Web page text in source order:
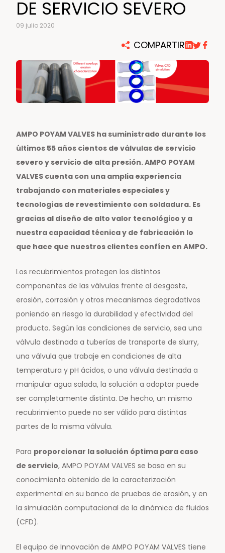
DE SERVICIO SEVERO
09 julio 2020
COMPARTIR
AMPO POYAM VALVES ha suministrado durante los
últimos 55 años cientos de válvulas de servicio
severo y servicio de alta presión. AMPO POYAM
VALVES cuenta con una amplia experiencia
trabajando con materiales especiales y
tecnologías de revestimiento con soldadura. Es
gracias al diseño de alto valor tecnológico y a
nuestra capacidad técnica y de fabricación lo
que hace que nuestros clientes confíen en AMPO.
Los recubrimientos protegen los distintos
componentes de las válvulas frente al desgaste,
erosión, corrosión y otros mecanismos degradativos
poniendo en riesgo la durabilidad y efectividad del
producto. Según las condiciones de servicio, sea una
válvula destinada a tuberías de transporte de slurry,
una válvula que trabaje en condiciones de alta
temperatura y pH ácidos, o una válvula destinada a
manipular agua salada, la solución a adoptar puede
ser completamente distinta. De hecho, un mismo
recubrimiento puede no ser válido para distintas
partes de la misma válvula.
Para proporcionar la solución óptima para caso
de servicio, AMPO POYAM VALVES se basa en su
conocimiento obtenido de la caracterización
experimental en su banco de pruebas de erosión, y en
la simulación computacional de la dinámica de fluidos
(CFD).
El equipo de Innovación de AMPO POYAM VALVES tiene